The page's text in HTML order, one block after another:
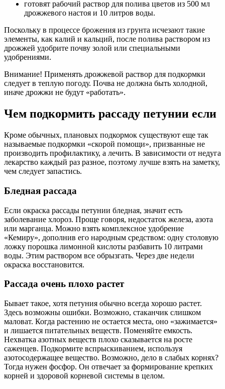
готовят рабочий раствор для полива цветов из 500 мл
дрожжевого настоя и 10 литров воды.
Поскольку в процессе брожения из грунта исчезают такие
элементы, как калий и кальций, после полива раствором из
дрожжей удобрите почву золой или специальными
удобрениями.
Внимание! Применять дрожжевой раствор для подкормки
следует в теплую погоду. Почва не должна быть холодной,
иначе дрожжи не будут «работать».
Чем подкормить рассаду петунии если
Кроме обычных, плановых подкормок существуют еще так
называемые подкормки «скорой помощи», призванные не
производить профилактику, а лечить. В зависимости от недуга
лекарство каждый раз разное, поэтому лучше взять на заметку,
чем следует запастись.
Бледная рассада
Если окраска рассады петунии бледная, значит есть
заболевание хлороз. Проще говоря, недостаток железа, азота
или марганца. Можно взять комплексное удобрение
«Кемиру», дополнив его народным средством: одну столовую
ложку порошка лимонной кислоты разбавить 10 литрами
воды. Этим раствором все обрызгать. Через две недели
окраска восстановится.
Рассада очень плохо растет
Бывает такое, хотя петуния обычно всегда хорошо растет.
Здесь возможны ошибки. Возможно, стаканчик слишком
маловат. Когда растению не остается места, оно «зажимается»
и лишается питательных веществ. Поменяйте емкость.
Нехватка азотных веществ плохо сказывается на росте
саженцев. Подкормите вспрыскиванием, используя
азотосодержащее вещество. Возможно, дело в слабых корнях?
Тогда нужен фосфор. Он отвечает за формирование крепких
корней и здоровой корневой системы в целом.